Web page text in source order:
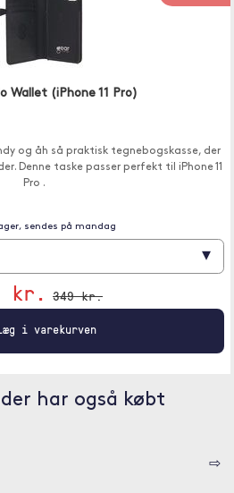
Wallet (iPhone 11 Pro)
og åh så praktisk tegnebogskasse, der
Denne taske passer perfekt til iPhone 11
Pro .
sendes på mandag
▾
kr. 349 kr.
i varekurven
har også købt
⇨